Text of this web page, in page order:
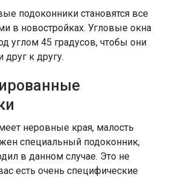
подоконники становятся все
в новостройках. Угловые окна
углом 45 градусов, чтобы они
к другу.
неровные края, малость
специальный подоконник,
в данном случае. Это не
есть очень специфические